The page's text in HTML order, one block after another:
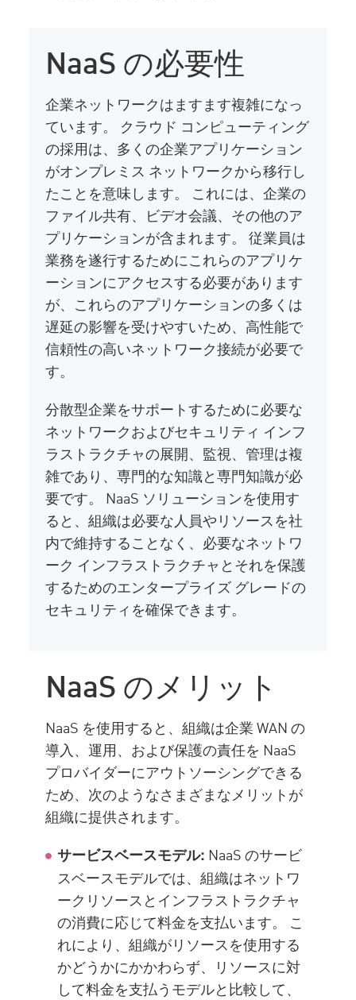
NaaS の必要性
企業ネットワークはますます複雑になっ
ています。 クラウド コンピューティング
の採用は、多くの企業アプリケーション
がオンプレミス ネットワークから移行し
たことを意味します。 これには、企業の
ファイル共有、ビデオ会議、その他のア
プリケーションが含まれます。 従業員は
業務を遂行するためにこれらのアプリケ
ーションにアクセスする必要があります
が、これらのアプリケーションの多くは
遅延の影響を受けやすいため、高性能で
信頼性の高いネットワーク接続が必要で
す。
分散型企業をサポートするために必要な
ネットワークおよびセキュリティ インフ
ラストラクチャの展開、監視、管理は複
雑であり、専門的な知識と専門知識が必
要です。 NaaS ソリューションを使用す
ると、組織は必要な人員やリソースを社
内で維持することなく、必要なネットワ
ーク インフラストラクチャとそれを保護
するためのエンタープライズ グレードの
セキュリティを確保できます。
NaaS のメリット
NaaS を使用すると、組織は企業 WAN の
導入、運用、および保護の責任を NaaS
プロバイダーにアウトソーシングできる
ため、次のようなさまざまなメリットが
組織に提供されます。
サービスベースモデル: NaaS のサービ
スベースモデルでは、組織はネットワ
ークリソースとインフラストラクチャ
の消費に応じて料金を支払います。 こ
れにより、組織がリソースを使用する
かどうかにかかわらず、リソースに対
して料金を支払うモデルと比較して、